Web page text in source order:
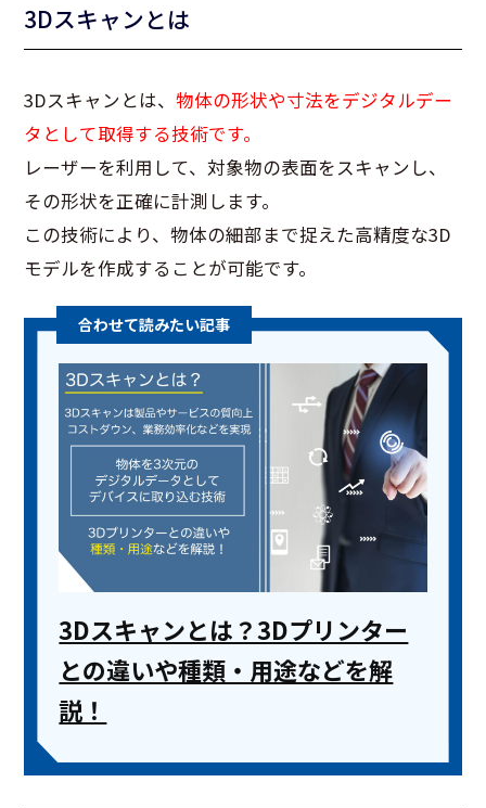
3Dスキャンとは
3Dスキャンとは、物体の形状や寸法をデジタルデー
タとして取得する技術です。
レーザーを利用して、対象物の表面をスキャンし、
その形状を正確に計測します。
この技術により、物体の細部まで捉えた高精度な3D
モデルを作成することが可能です。
3Dスキャンとは？3Dプリンター
との違いや種類・用途などを解
説！